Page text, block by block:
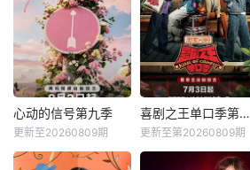
心动的信号第九季
更新至20260809期
喜剧之王单口季第三季
更新至第20260809期